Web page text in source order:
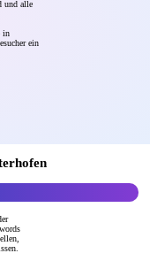
und alle
in
ein